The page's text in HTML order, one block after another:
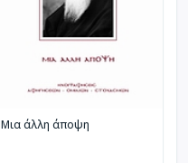
Μια άλλη άποψη